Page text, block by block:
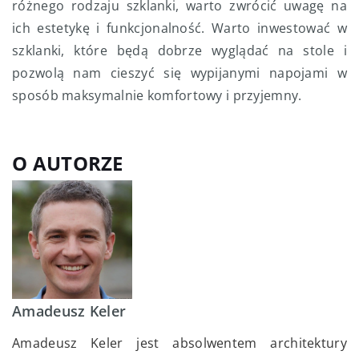
różnego rodzaju szklanki, warto zwrócić uwagę na
ich estetykę i funkcjonalność. Warto inwestować w
szklanki, które będą dobrze wyglądać na stole i
pozwolą nam cieszyć się wypijanymi napojami w
sposób maksymalnie komfortowy i przyjemny.
O AUTORZE
Amadeusz Keler
Amadeusz Keler jest absolwentem architektury